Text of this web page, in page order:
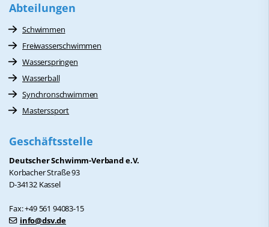
Abteilungen
Schwimmen
Freiwasserschwimmen
Wasserspringen
Wasserball
Synchronschwimmen
Masterssport
Geschäftsstelle
Deutscher Schwimm-Verband e.V.
Korbacher Straße 93
D-34132 Kassel
Fax: +49 561 94083-15
info@dsv.de